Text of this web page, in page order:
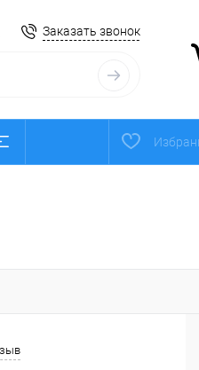
Заказать звонок